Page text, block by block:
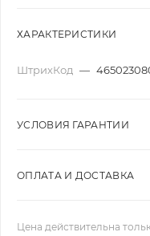
ХАРАКТЕРИСТИКИ
ШтрихКод —
УСЛОВИЯ ГАРАНТИИ
ОПЛАТА И ДОСТАВКА
Цена действительна